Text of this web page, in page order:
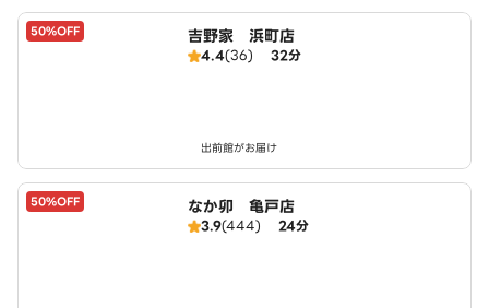
50%OFF 吉野家 浜町店
4.4(36) 32分
出前館がお届け
50%OFF なか卯 亀戸店
3.9(444) 24分